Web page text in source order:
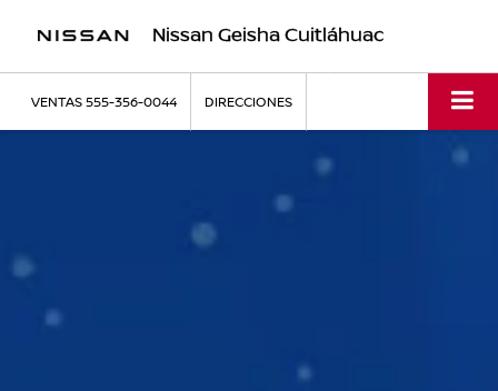
Nissan Geisha Cuitláhuac
VENTAS555-356-0044 DIRECCIONES